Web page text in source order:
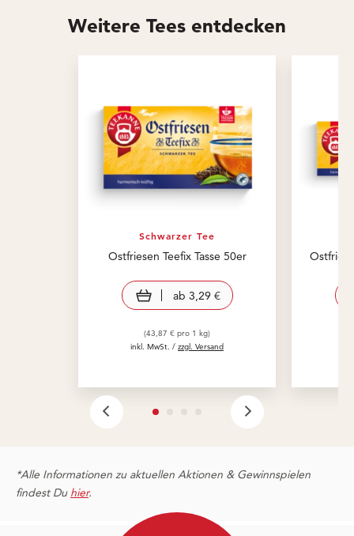
Weitere Tees entdecken
Schwarzer Tee
Ostfriesen Teefix Tasse 50er
view product
ab 3,29 €
(43,87 € pro 1 kg)
inkl. MwSt. / zzgl. Versand
*Alle Informationen zu aktuellen Aktionen & Gewinnspielen
findest Du hier.